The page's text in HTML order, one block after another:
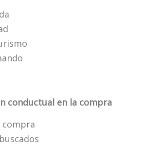
conductual en la compra
compra